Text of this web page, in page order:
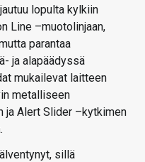
lopulta kylkiin
Line –muotolinjaan,
parantaa
ja alapäädyssä
mukailevat laitteen
metalliseen
ja Alert Slider –kytkimen
sillä